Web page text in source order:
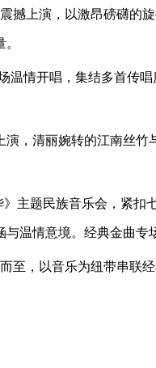
撼上演，以激昂磅礴的
温情开唱，集结多首传
，清丽婉转的江南丝
主题民族音乐会，紧扣
温情意境。经典金曲专
至，以音乐为纽带串联